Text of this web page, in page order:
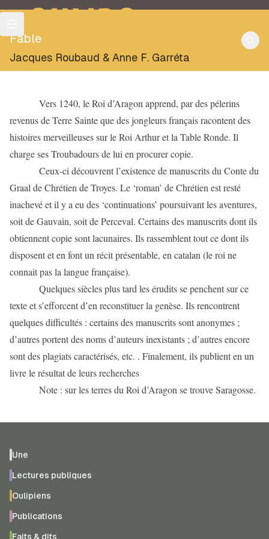
OULIPO
Fable
Jacques Roubaud & Anne F. Garréta
Vers 1240, le Roi d’Aragon apprend, par des pélerins
revenus de Terre Sainte que des jongleurs français racontent des
histoires merveilleuses sur le Roi Arthur et la Table Ronde. Il
charge ses Troubadours de lui en procurer copie.
Ceux-ci découvrent l’existence de manuscrits du Conte du
Graal de Chrétien de Troyes. Le ‘roman’ de Chrétien est resté
inachevé et il y a eu des ‘continuations’ poursuivant les aventures,
soit de Gauvain, soit de Perceval. Certains des manuscrits dont ils
obtiennent copie sont lacunaires. Ils rassemblent tout ce dont ils
disposent et en font un récit présentable, en catalan (le roi ne
connait pas la langue française).
Quelques siècles plus tard les érudits se penchent sur ce
texte et s’efforcent d’en reconstituer la genèse. Ils rencontrent
quelques difficultés : certains des manuscrits sont anonymes ;
d’autres portent des noms d’auteurs inexistants ; d’autres encore
sont des plagiats caractérisés, etc. . Finalement, ils publient en un
livre le résultat de leurs recherches
Note : sur les terres du Roi d’Aragon se trouve Saragosse.
Une
Lectures publiques
Oulipiens
Publications
Faits & dits